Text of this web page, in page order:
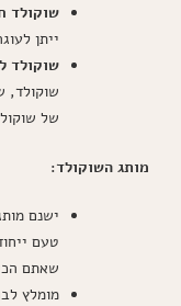
שוקולד
ייתן
שוקולד
שוקולד,
של
מותג השוקולד:
ישנם
טעם
שאתם
מומלץ